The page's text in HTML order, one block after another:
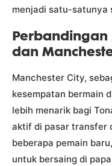
menjadi satu-satunya
Perbandingan
dan
Manchester City,
kesempatan bermain
lebih menarik bagi
aktif di pasar transfer
beberapa pemain
untuk bersaing di